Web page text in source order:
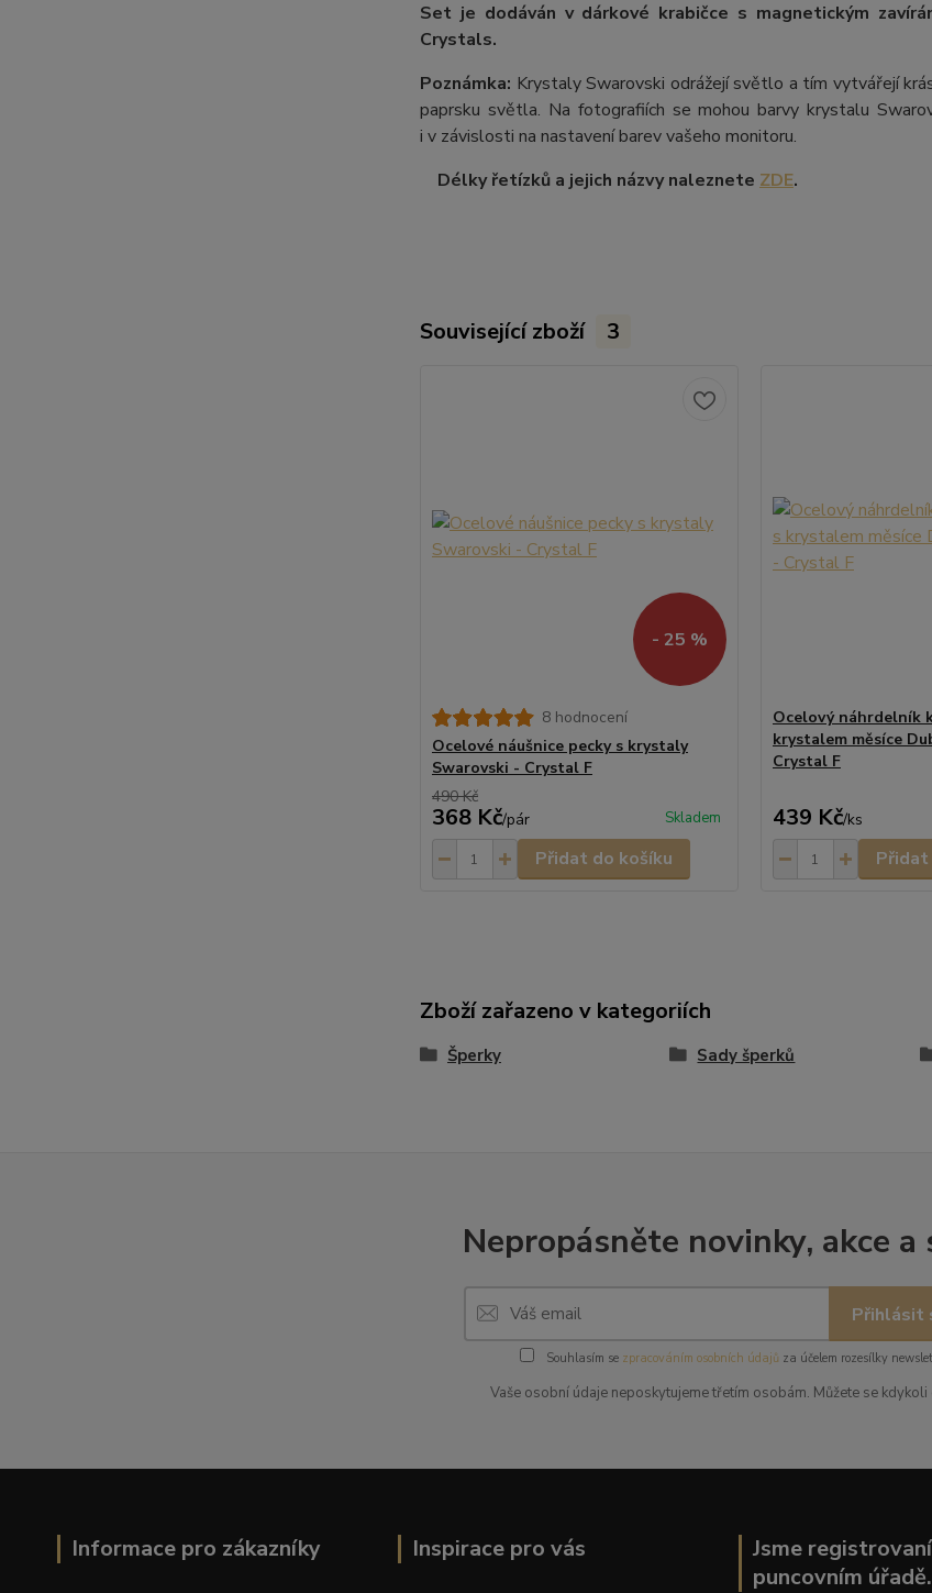
Set je dodáván v dárkové krabičce s magnetickým
Crystals.
Poznámka: Krystaly Swarovski odrážejí světlo a tím vytvářejí
paprsku světla. Na fotografiích se mohou barvy krystalu
i v závislosti na nastavení barev vašeho monitoru.
Délky řetízků a jejich názvy naleznete ZDE.
Související zboží 3
- 25 %
8 hodnocení
Ocelové náušnice pecky s krystaly
Swarovski - Crystal F
490 Kč
368 Kč/pár Skladem
Přidat do košíku
Ocelový náhrdelník
krystalem měsíce
Crystal F
439 Kč/ks
Přidat
Zboží zařazeno v kategoriích
Šperky Sady šperků
Nepropásněte novinky, akce a
Přihlásit
Souhlasím se zpracováním osobních údajů za účelem rozesílky
Vaše osobní údaje neposkytujeme třetím osobám. Můžete se
Informace pro zákazníky Inspirace pro vás
Jsme
puncovním úřadě.